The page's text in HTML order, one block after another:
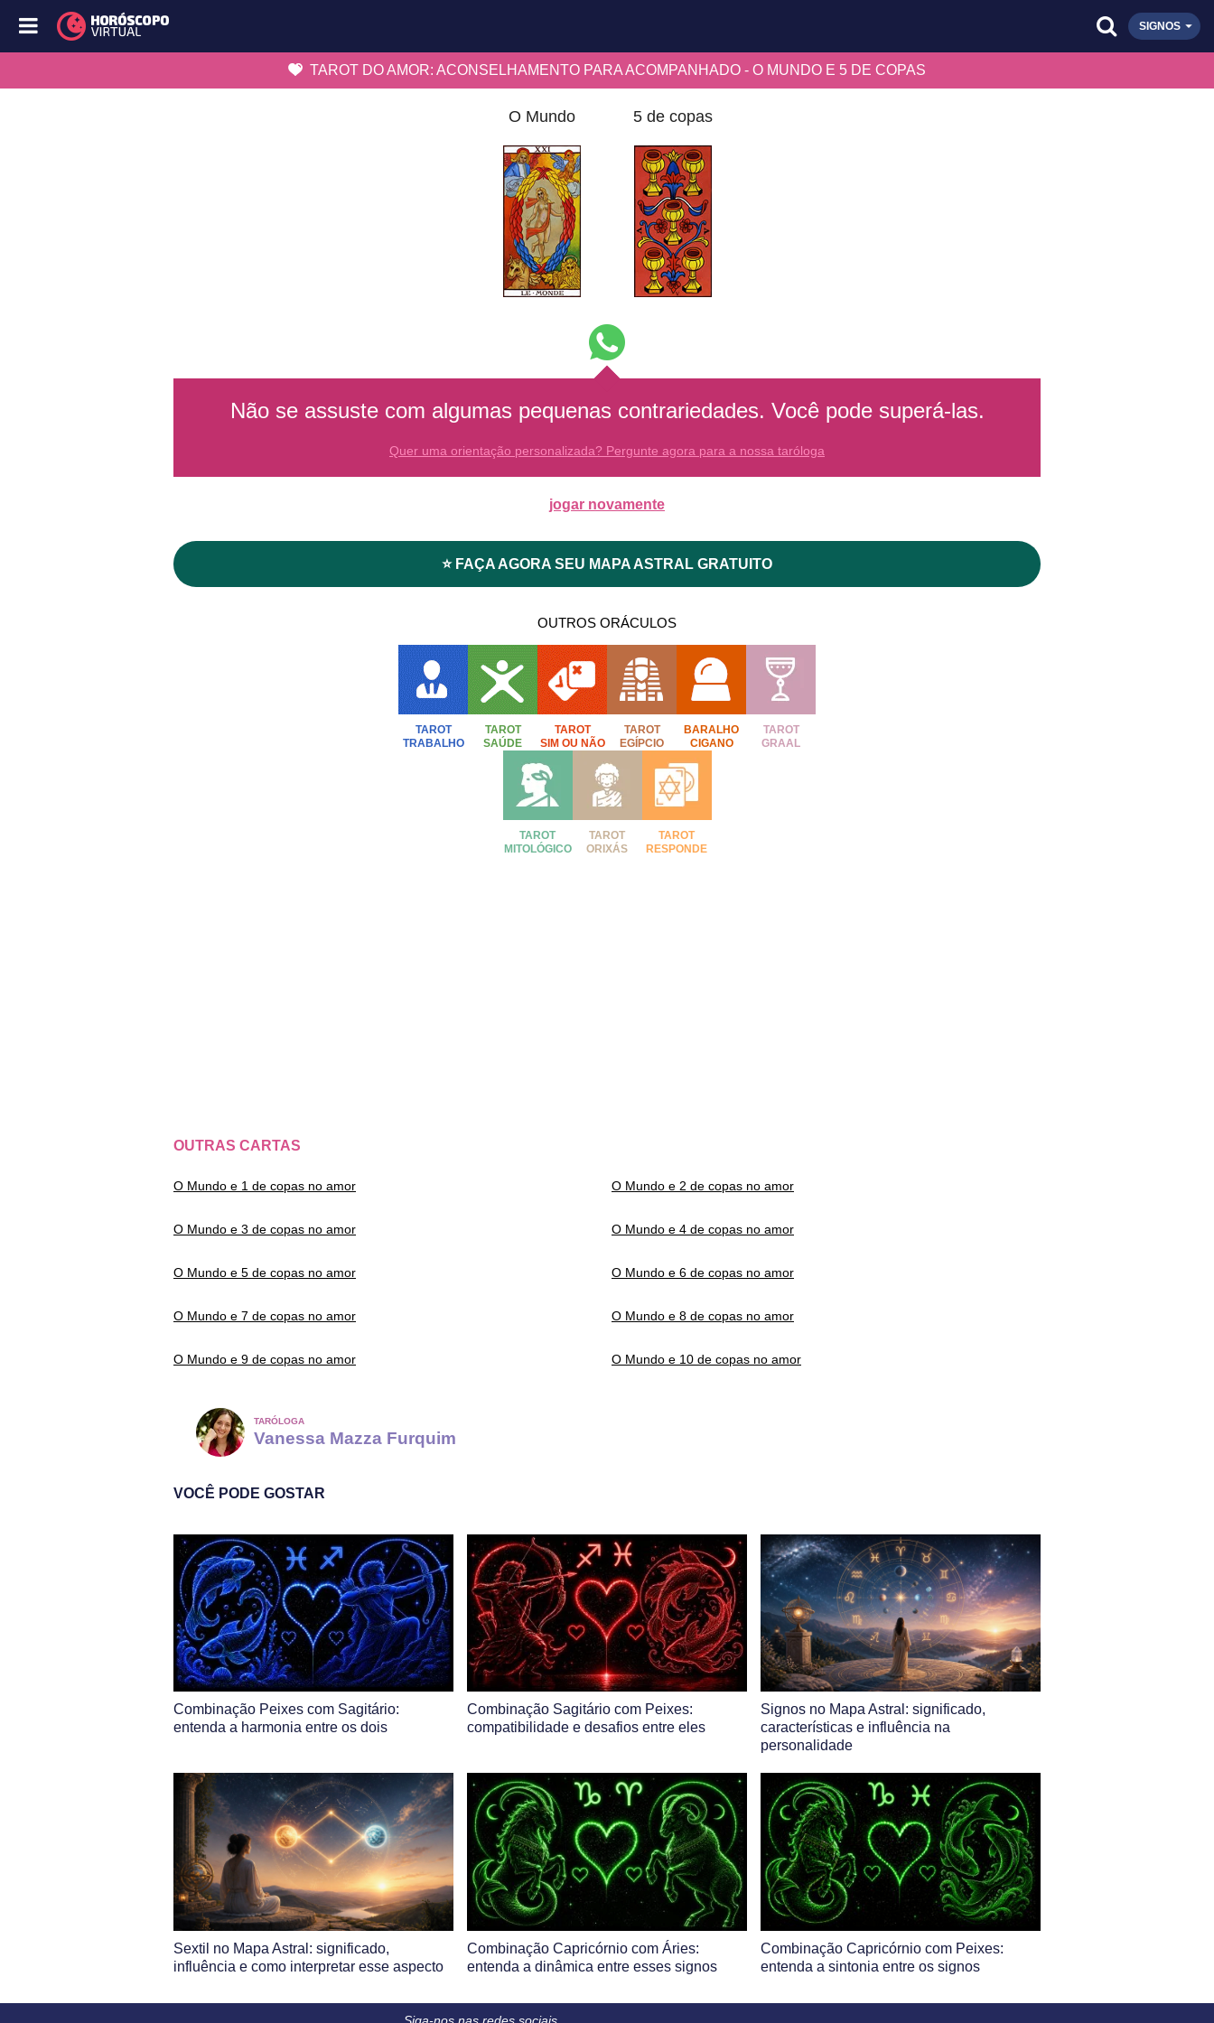
SIGNOS
TAROT DO AMOR: ACONSELHAMENTO PARA ACOMPANHADO - O MUNDO E 5 DE COPAS
O Mundo 5 de copas
Não se assuste com algumas pequenas contrariedades. Você pode superá-las.
Quer uma orientação personalizada? Pergunte agora para a nossa taróloga
jogar novamente
⭐ FAÇA AGORA SEU MAPA ASTRAL GRATUITO
OUTROS ORÁCULOS
TAROT
TRABALHO
TAROT
SAÚDE
TAROT
SIM OU NÃO
TAROT
EGÍPCIO
BARALHO
CIGANO
TAROT
GRAAL
TAROT
MITOLÓGICO
TAROT
ORIXÁS
TAROT
RESPONDE
OUTRAS CARTAS
O Mundo e 1 de copas no amor O Mundo e 2 de copas no amor
O Mundo e 3 de copas no amor O Mundo e 4 de copas no amor
O Mundo e 5 de copas no amor O Mundo e 6 de copas no amor
O Mundo e 7 de copas no amor O Mundo e 8 de copas no amor
O Mundo e 9 de copas no amor O Mundo e 10 de copas no amor
TARÓLOGA
Vanessa Mazza Furquim
VOCÊ PODE GOSTAR
Combinação Peixes com Sagitário:
entenda a harmonia entre os dois
Combinação Sagitário com Peixes:
compatibilidade e desafios entre eles
Signos no Mapa Astral: significado,
características e influência na
personalidade
Sextil no Mapa Astral: significado,
influência e como interpretar esse aspecto
Combinação Capricórnio com Áries:
entenda a dinâmica entre esses signos
Combinação Capricórnio com Peixes:
entenda a sintonia entre os signos
Siga-nos nas redes sociais